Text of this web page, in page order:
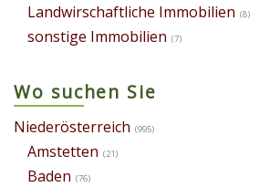
Landwirschaftliche Immobilien (8)
sonstige Immobilien (7)
Wo suchen Sie
Niederösterreich (995)
Amstetten (21)
Baden (76)